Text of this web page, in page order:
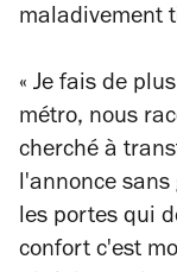
maladivement
« Je fais de
métro, nous
cherché à
l'annonce
les portes qui
confort c'est